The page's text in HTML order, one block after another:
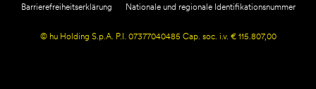
Barrierefreiheitserklärung
Nationale und regionale Identifikationsnummer
© hu Holding S.p.A. P.I. 07377040485 Cap. soc. i.v. € 115.807,00